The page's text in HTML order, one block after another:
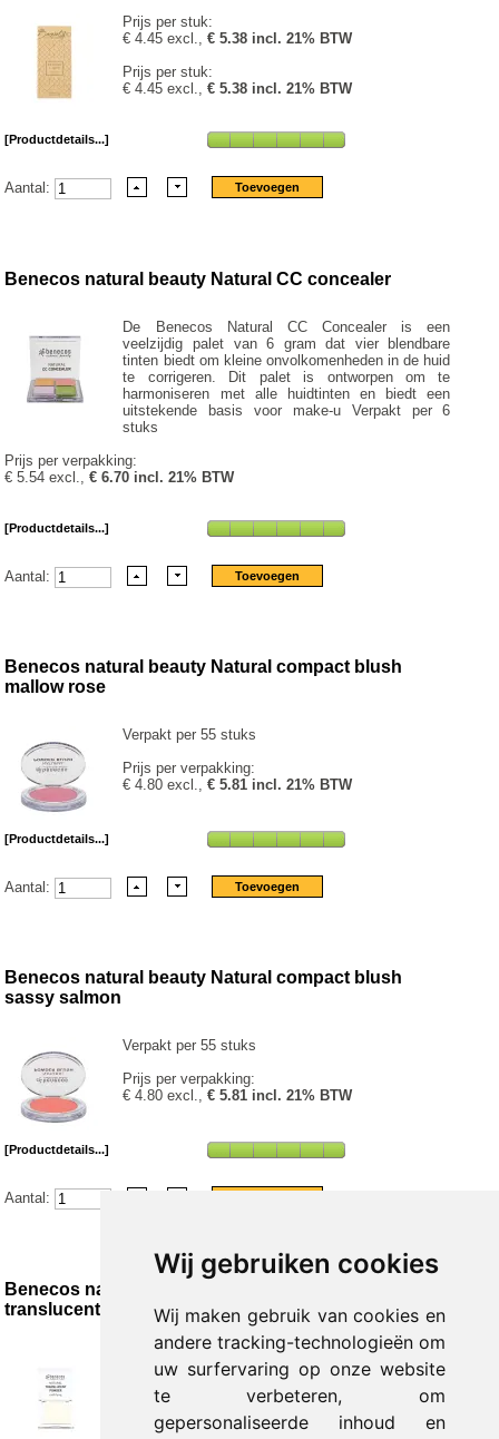
Wij gebruiken cookies
Wij maken gebruik van cookies en
andere tracking-technologieën om
uw surfervaring op onze website
te verbeteren, om
gepersonaliseerde inhoud en
Prijs per stuk:
€ 4.45 excl.,€ 5.38 incl. 21% BTW
Prijs per stuk:
€ 4.45 excl.,€ 5.38 incl. 21% BTW
[Productdetails...]
Aantal:
Benecos natural beauty Natural CC concealer
De Benecos Natural CC Concealer is een
veelzijdig palet van 6 gram dat vier blendbare
tinten biedt om kleine onvolkomenheden in de huid
te corrigeren. Dit palet is ontworpen om te
harmoniseren met alle huidtinten en biedt een
uitstekende basis voor make-u Verpakt per 6
stuks
Prijs per verpakking:
€ 5.54 excl.,€ 6.70 incl. 21% BTW
[Productdetails...]
Aantal:
Benecos natural beauty Natural compact blush
mallow rose
Verpakt per 55 stuks
Prijs per verpakking:
€ 4.80 excl.,€ 5.81 incl. 21% BTW
[Productdetails...]
Aantal:
Benecos natural beauty Natural compact blush
sassy salmon
Verpakt per 55 stuks
Prijs per verpakking:
€ 4.80 excl.,€ 5.81 incl. 21% BTW
[Productdetails...]
Aantal:
Benecos natural beauty Natural compact blush
translucent
Prijs per verpakking:
€ 5.54 excl.,
€ 6.70 incl. 21% BTW